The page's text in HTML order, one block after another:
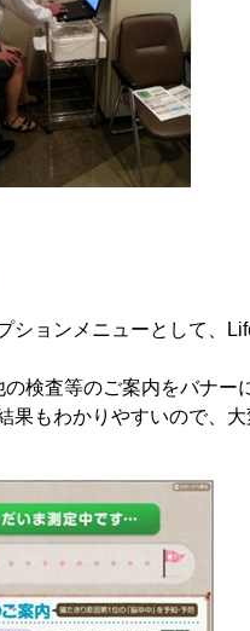
ションメニューとして、
検査等のご案内をバナー
もわかりやすいので、